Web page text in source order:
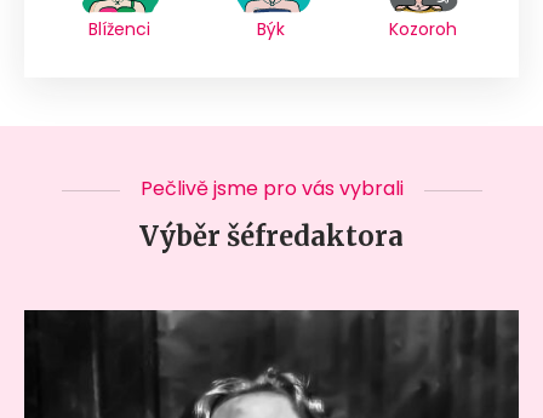
Blíženci Býk Kozoroh
Pečlivě jsme pro vás vybrali
Výběr šéfredaktora